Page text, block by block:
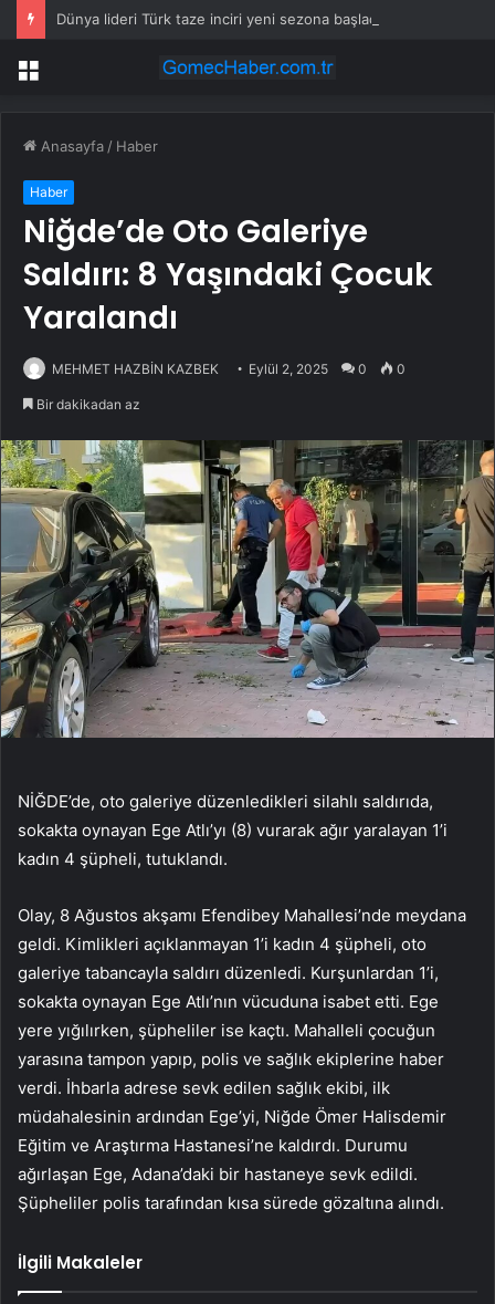
Dünya lideri Türk taze inciri yeni sezona başladı
Menü
Anasayfa / Haber
Haber
Niğde’de Oto Galeriye
Saldırı: 8 Yaşındaki Çocuk
Yaralandı
MEHMET HAZBİN KAZBEK Eylül 2, 2025 0 0
Bir dakikadan az
NİĞDE’de, oto galeriye düzenledikleri silahlı saldırıda,
sokakta oynayan Ege Atlı’yı (8) vurarak ağır yaralayan 1’i
kadın 4 şüpheli, tutuklandı.
Olay, 8 Ağustos akşamı Efendibey Mahallesi’nde meydana
geldi. Kimlikleri açıklanmayan 1’i kadın 4 şüpheli, oto
galeriye tabancayla saldırı düzenledi. Kurşunlardan 1’i,
sokakta oynayan Ege Atlı’nın vücuduna isabet etti. Ege
yere yığılırken, şüpheliler ise kaçtı. Mahalleli çocuğun
yarasına tampon yapıp, polis ve sağlık ekiplerine haber
verdi. İhbarla adrese sevk edilen sağlık ekibi, ilk
müdahalesinin ardından Ege’yi, Niğde Ömer Halisdemir
Eğitim ve Araştırma Hastanesi’ne kaldırdı. Durumu
ağırlaşan Ege, Adana’daki bir hastaneye sevk edildi.
Şüpheliler polis tarafından kısa sürede gözaltına alındı.
İlgili Makaleler